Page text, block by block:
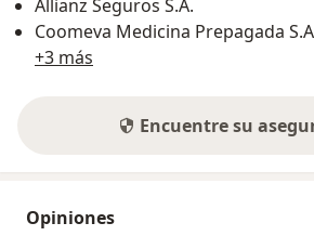
Allianz Seguros S.A.
Coomeva Medicina Prepagada
+3 más
Encuentre su
Opiniones